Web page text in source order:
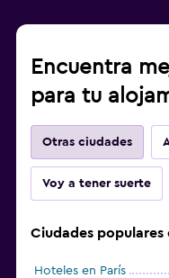
Encuentra
para tu
Otras ciudades
Voy a tener suerte
Ciudades populares
Hoteles en París